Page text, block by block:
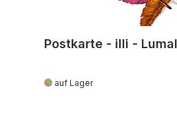
Postkarte - illi -
auf Lager